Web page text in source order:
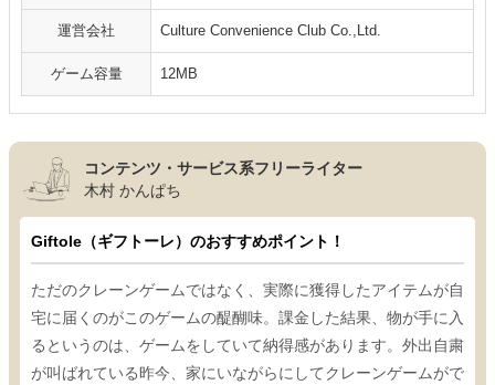
運営会社 Culture Convenience Club Co.,Ltd.
ゲーム容量 12MB
コンテンツ・サービス系フリーライター
木村 かんぱち
Giftole（ギフトーレ）のおすすめポイント！
ただのクレーンゲームではなく、実際に獲得したアイテムが自
宅に届くのがこのゲームの醍醐味。課金した結果、物が手に入
るというのは、ゲームをしていて納得感があります。外出自粛
が叫ばれている昨今、家にいながらにしてクレーンゲームがで